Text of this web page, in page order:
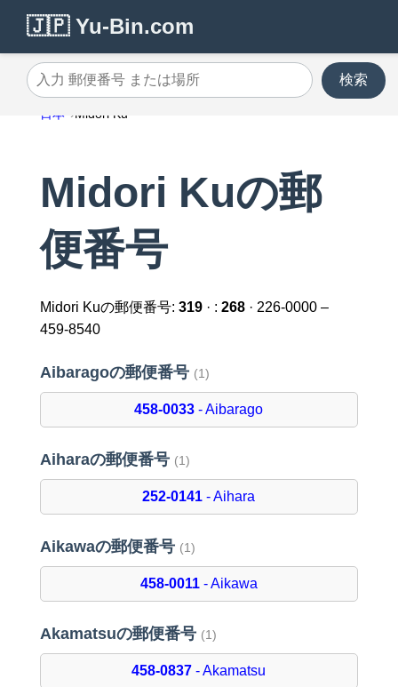
🇯🇵 Yu-Bin.com
入力 郵便番号 または場所
検索
日本 Midori Ku
Midori Kuの郵
便番号
Midori Kuの郵便番号: 319· : 268· 226-0000 –
459-8540
Aibaragoの郵便番号 (1)
458-0033 - Aibarago
Aiharaの郵便番号 (1)
252-0141 - Aihara
Aikawaの郵便番号 (1)
458-0011- Aikawa
Akamatsuの郵便番号 (1)
458-0837 - Akamatsu